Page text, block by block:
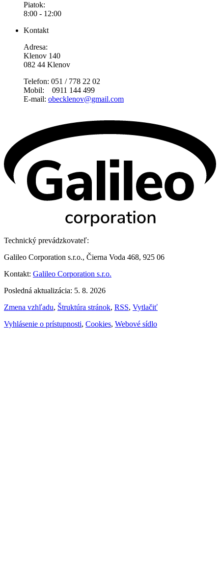
Piatok:
8:00 - 12:00
Kontakt
Adresa:
Klenov 140
082 44 Klenov
Telefon: 051 / 778 22 02
Mobil: 0911 144 499
E-mail: obecklenov@gmail.com
Technický prevádzkovateľ:
Galileo Corporation s.r.o., Čierna Voda 468, 925 06
Kontakt: Galileo Corporation s.r.o.
Posledná aktualizácia: 5. 8. 2026
Zmena vzhľadu, Štruktúra stránok, RSS, Vytlačiť
Vyhlásenie o prístupnosti, Cookies, Webové sídlo